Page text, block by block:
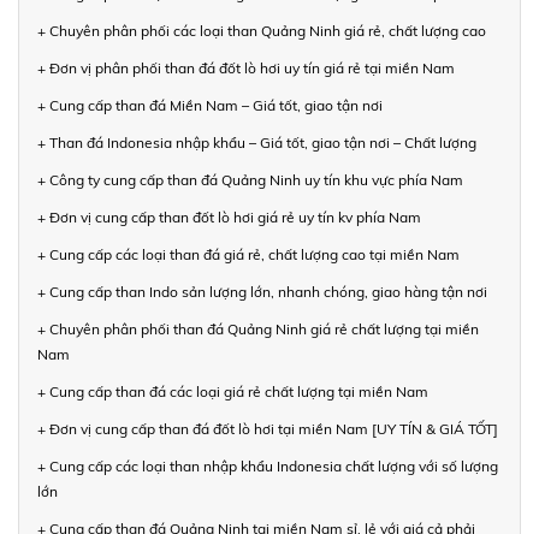
+ Chuyên phân phối các loại than Quảng Ninh giá rẻ, chất lượng cao
+ Đơn vị phân phối than đá đốt lò hơi uy tín giá rẻ tại miền Nam
+ Cung cấp than đá Miền Nam – Giá tốt, giao tận nơi
+ Than đá Indonesia nhập khẩu – Giá tốt, giao tận nơi – Chất lượng
+ Công ty cung cấp than đá Quảng Ninh uy tín khu vực phía Nam
+ Đơn vị cung cấp than đốt lò hơi giá rẻ uy tín kv phía Nam
+ Cung cấp các loại than đá giá rẻ, chất lượng cao tại miền Nam
+ Cung cấp than Indo sản lượng lớn, nhanh chóng, giao hàng tận nơi
+ Chuyên phân phối than đá Quảng Ninh giá rẻ chất lượng tại miền
Nam
+ Cung cấp than đá các loại giá rẻ chất lượng tại miền Nam
+ Đơn vị cung cấp than đá đốt lò hơi tại miền Nam [UY TÍN & GIÁ TỐT]
+ Cung cấp các loại than nhập khẩu Indonesia chất lượng với số lượng
lớn
+ Cung cấp than đá Quảng Ninh tại miền Nam sỉ, lẻ với giá cả phải